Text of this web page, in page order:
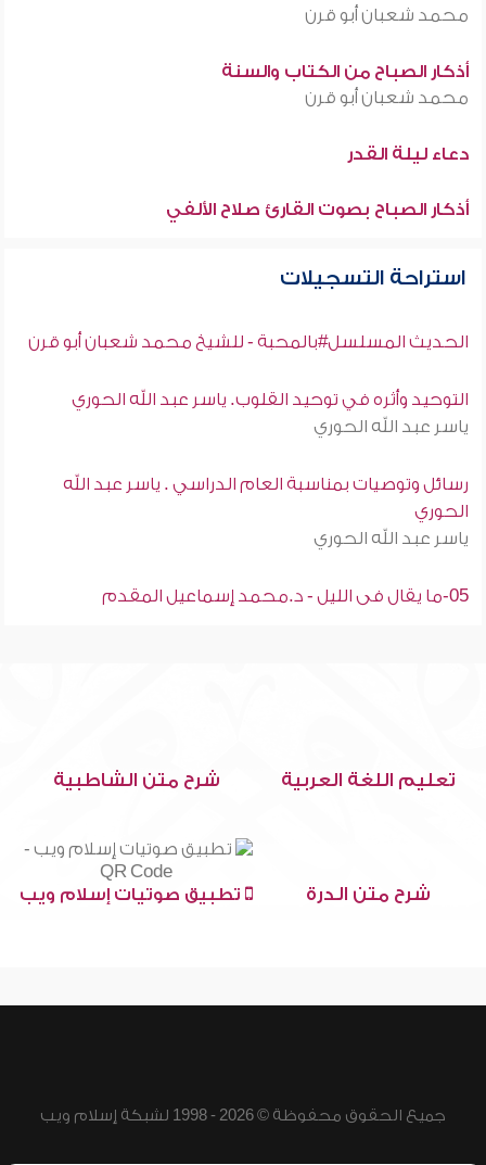
محمد شعبان أبو قرن
أذكار الصباح من الكتاب والسنة
محمد شعبان أبو قرن
دعاء ليلة القدر
أذكار الصباح بصوت القارئ صلاح الألفي
استراحة التسجيلات
الحديث المسلسل#بالمحبة - للشيخ محمد شعبان أبو قرن
التوحيد وأثره في توحيد القلوب. ياسر عبد الله الحوري
ياسر عبد الله الحوري
رسائل وتوصيات بمناسبة العام الدراسي . ياسر عبد الله
الحوري
ياسر عبد الله الحوري
05-ما يقال فى الليل - د.محمد إسماعيل المقدم
تعليم اللغة العربية شرح متن الشاطبية
شرح متن الدرة تطبيق صوتيات إسلام ويب
جميع الحقوق محفوظة © 2026 - 1998 لشبكة إسلام ويب